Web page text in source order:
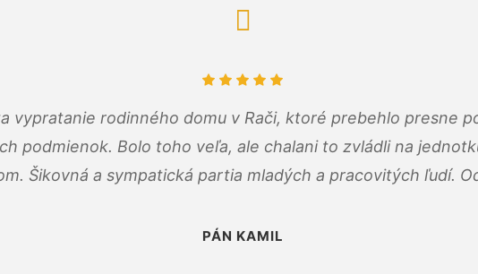
vypratanie rodinného domu v Rači, ktoré prebehlo presne
podmienok. Bolo toho veľa, ale chalani to zvládli na
Šikovná a sympatická partia mladých a pracovitých ľudí.
PÁN KAMIL